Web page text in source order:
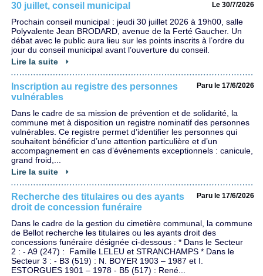
Le 30/7/2026
30 juillet, conseil municipal
Prochain conseil municipal : jeudi 30 juillet 2026 à 19h00, salle
Polyvalente Jean BRODARD, avenue de la Ferté Gaucher. Un
débat avec le public aura lieu sur les points inscrits à l’ordre du
jour du conseil municipal avant l’ouverture du conseil.
Lire la suite
Paru le 17/6/2026
Inscription au registre des personnes
vulnérables
Dans le cadre de sa mission de prévention et de solidarité, la
commune met à disposition un registre nominatif des personnes
vulnérables. Ce registre permet d’identifier les personnes qui
souhaitent bénéficier d’une attention particulière et d’un
accompagnement en cas d’événements exceptionnels : canicule,
grand froid,...
Lire la suite
Paru le 17/6/2026
Recherche des titulaires ou des ayants
droit de concession funéraire
Dans le cadre de la gestion du cimetière communal, la commune
de Bellot recherche les titulaires ou les ayants droit des
concessions funéraire désignée ci-dessous : * Dans le Secteur
2 : - A9 (247) : Famille LELEU et STRANCHAMPS * Dans le
Secteur 3 : - B3 (519) : N. BOYER 1903 – 1987 et I.
ESTORGUES 1901 – 1978 - B5 (517) : René...